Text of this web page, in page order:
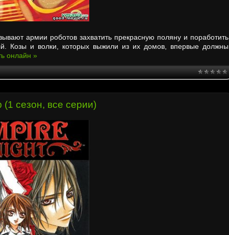
армии роботов захватить прекрасную поляну и поработить
Козы и волки, которых выжили из их домов, впервые должны
онлайн »
сезон, все серии)